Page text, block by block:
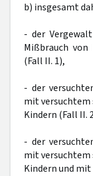
b) insgesamt
- der
Mißbrauch
(Fall II. 1),
- der
mit versuchtem
Kindern (Fall II.
- der
mit versuchtem
Kindern und